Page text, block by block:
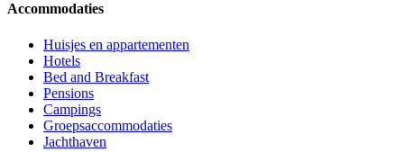
Accommodaties
Huisjes en appartementen
Hotels
Bed and Breakfast
Pensions
Campings
Groepsaccommodaties
Jachthaven